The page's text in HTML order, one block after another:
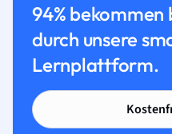
94% bekommen
durch unsere
Lernplattform.